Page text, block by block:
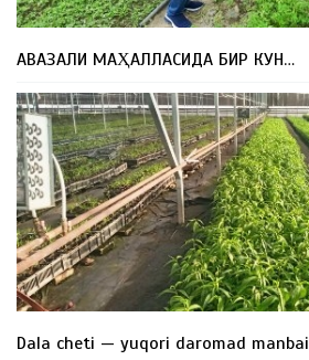
АВАЗАЛИ МАҲАЛЛАСИДА БИР КУН…
Dala cheti — yuqori daromad manbai